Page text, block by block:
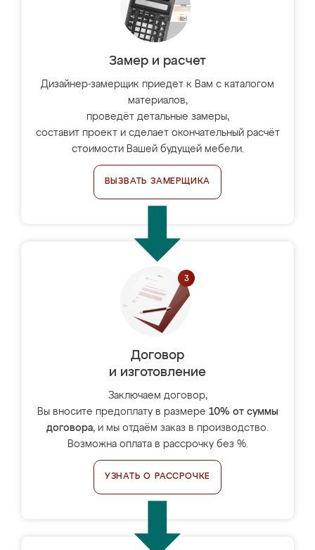
Замер и расчет
Дизайнер-замерщик приедет к Вам с каталогом
материалов,
проведёт детальные замеры,
составит проект и сделает окончательный расчёт
стоимости Вашей будущей мебели.
ВЫЗВАТЬ ЗАМЕРЩИКА
Договор
и изготовление
Заключаем договор,
Вы вносите предоплату в размере 10% от суммы
договора, и мы отдаём заказ в производство.
Возможна оплата в рассрочку без %.
УЗНАТЬ О РАССРОЧКЕ